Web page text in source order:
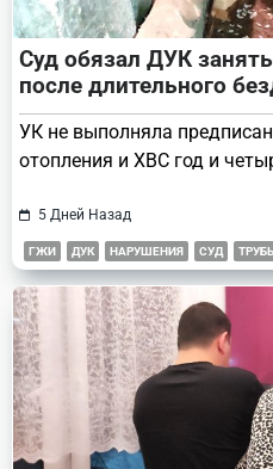
Суд обязал ДУК
после длительного
УК не выполняла
отопления и ХВС год и
5 Дней Назад
ГЖИ ДУК НАРУШЕНИЯ СУД